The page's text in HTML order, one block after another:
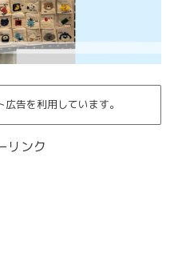
告を利用しています。
リンク